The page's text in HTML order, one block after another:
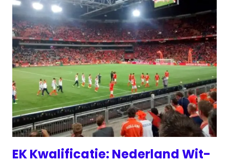
EK Kwalificatie: Nederland Wit-